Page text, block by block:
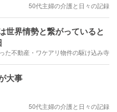
50代主婦の介護と日々の記録
世界情勢と繋がっていると
た不動産・ワケアリ物件の駆け込み寺
大事
50代主婦の介護と日々の記録